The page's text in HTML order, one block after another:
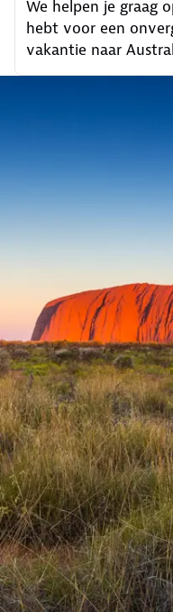
We helpen je graag
hebt voor een
vakantie naar